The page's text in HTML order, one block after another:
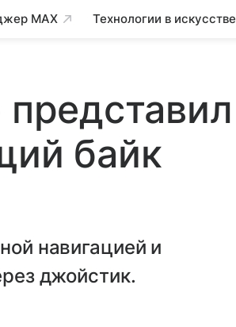
MAX Технологии в искусстве
байк
навигацией и
джойстик.